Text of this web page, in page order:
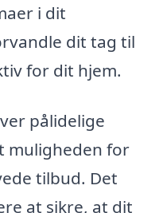
i dit
dit tag til
for dit hjem.
pålidelige
muligheden for
tilbud. Det
at sikre, at dit